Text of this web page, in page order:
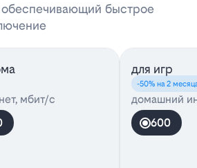
быстрое
мбит/с
для игр
-50% на 2
домашний
600